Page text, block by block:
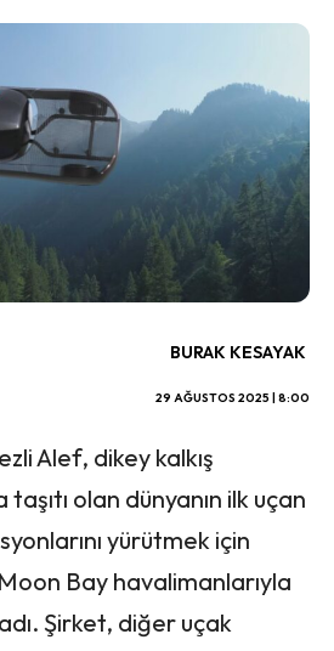
BURAK KESAYAK
29 AĞUSTOS 2025 | 8:00
Alef, dikey kalkış
olan dünyanın ilk uçan
yürütmek için
Bay havalimanlarıyla
Şirket, diğer uçak